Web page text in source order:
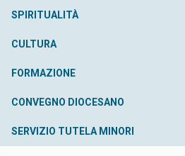
SPIRITUALITÀ
CULTURA
FORMAZIONE
CONVEGNO DIOCESANO
SERVIZIO TUTELA MINORI